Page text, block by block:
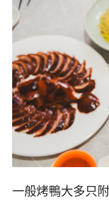
一般烤鴨大多只